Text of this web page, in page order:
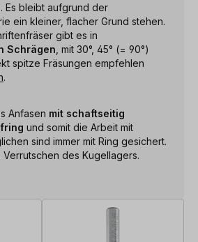
Es bleibt aufgrund der
ein kleiner, flacher Grund stehen.
gibt es in
Schrägen , mit 30°, 45° (= 90°)
spitze Fräsungen empfehlen
.
Anfasen mit schaftseitig
und somit die Arbeit mit
sind immer mit Ring gesichert.
des Kugellagers.